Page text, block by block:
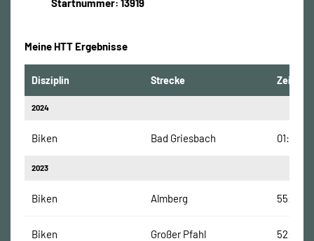
Startnummer: 13919
Meine HTT Ergebnisse
Disziplin Strecke Zeit
2024
Biken Bad Griesbach
2023
Biken Almberg 55:58
Biken Großer Pfahl 52:32